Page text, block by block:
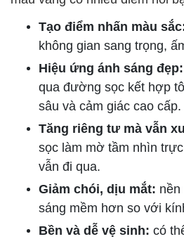
Tạo điểm nhấn màu
không gian sang trọng,
Hiệu ứng ánh sáng đẹp:
qua đường sọc kết hợp
sâu và cảm giác cao cấp.
Tăng riêng tư mà vẫn
sọc làm mờ tầm nhìn
vẫn đi qua.
Giảm chói, dịu mắt: nền
sáng mềm hơn so với
Bền và dễ vệ sinh: có